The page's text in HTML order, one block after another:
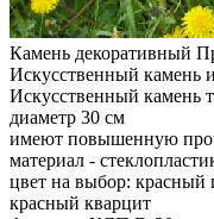
Камень декоративный
Искусственный камень
Искусственный камень
диаметр 30 см
имеют повышенную
материал -
цвет на выбор: красный
красный кварцит